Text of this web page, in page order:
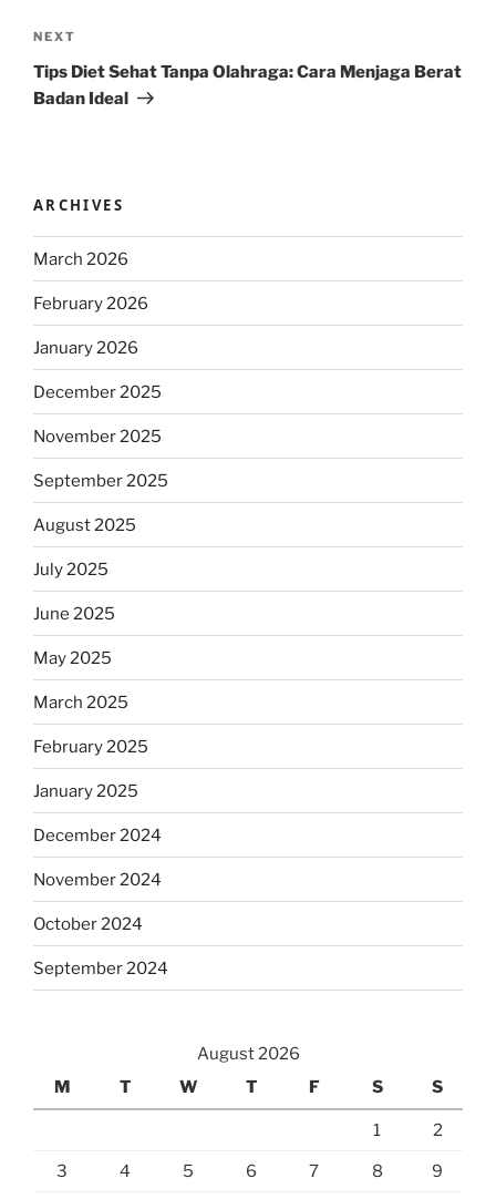
Next
Post
NEXT
Tips Diet Sehat Tanpa Olahraga: Cara Menjaga Berat
Badan Ideal
ARCHIVES
March 2026
February 2026
January 2026
December 2025
November 2025
September 2025
August 2025
July 2025
June 2025
May 2025
March 2025
February 2025
January 2025
December 2024
November 2024
October 2024
September 2024
August 2026
M
T W T F S S
1 2
3 4 5 6 7 8 9